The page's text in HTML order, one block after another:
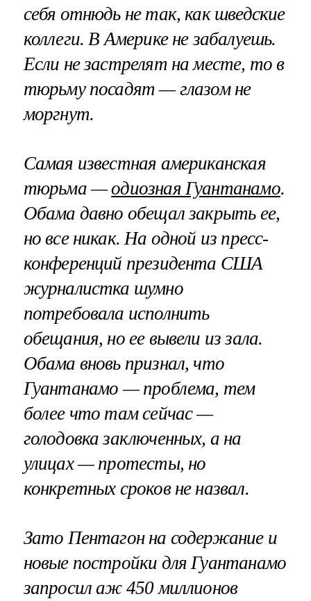
себя отнюдь не так, как шведские
коллеги. В Америке не забалуешь.
Если не застрелят на месте, то в
тюрьму посадят — глазом не
моргнут.
Самая известная американская
тюрьма —одиозная Гуантанамо.
Обама давно обещал закрыть ее,
но все никак. На одной из пресс-
конференций президента США
журналистка шумно
потребовала исполнить
обещания, но ее вывели из зала.
Обама вновь признал, что
Гуантанамо — проблема, тем
более что там сейчас —
голодовка заключенных, а на
улицах — протесты, но
конкретных сроков не назвал.
Зато Пентагон на содержание и
новые постройки для Гуантанамо
запросил аж 450 миллионов